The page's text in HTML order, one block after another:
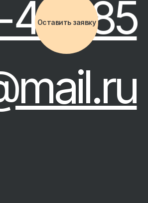
Оставить заявку